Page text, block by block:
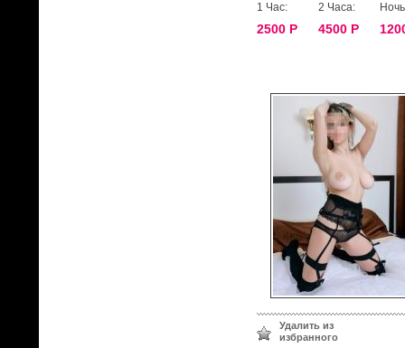
1 Час:
2500 Р
2 Часа:
4500 Р
Удалить из
избранного